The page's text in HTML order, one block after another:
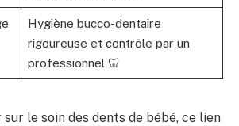
Hygiène bucco-dentaire
rigoureuse et contrôle par un
professionnel 🦷
le soin des dents de bébé, ce lien